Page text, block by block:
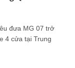
đưa MG 07 trở
4 cửa tại Trung